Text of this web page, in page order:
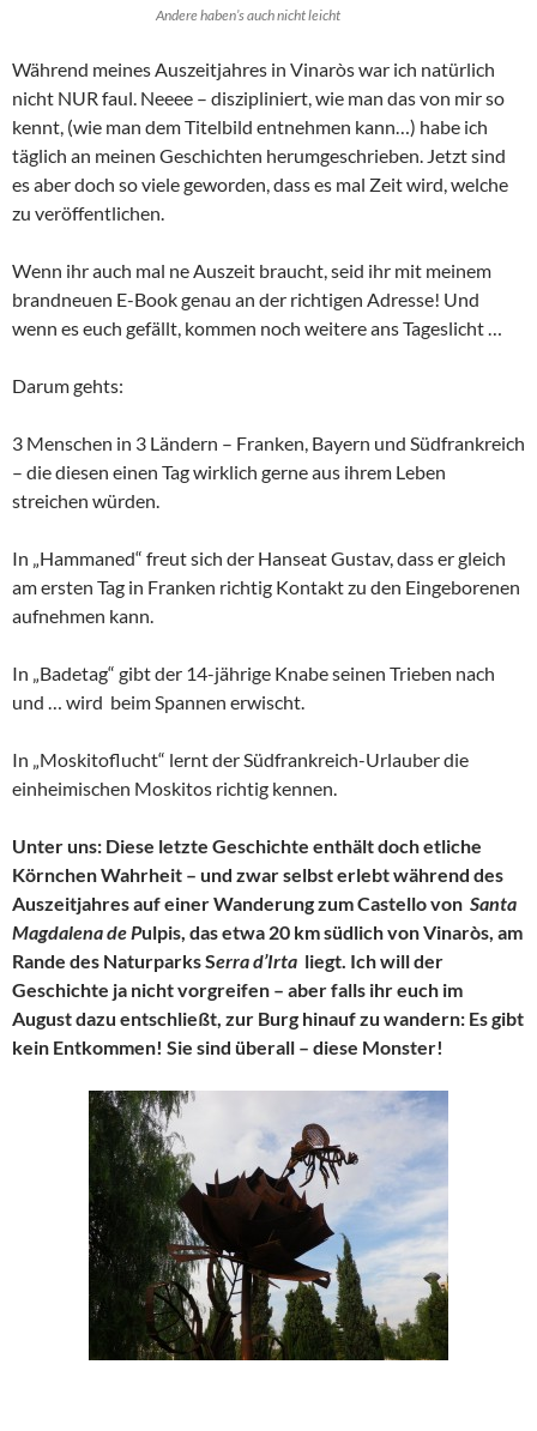
Andere haben’s auch nicht leicht
Während meines Auszeitjahres in Vinaròs war ich natürlich
nicht NUR faul. Neeee – diszipliniert, wie man das von mir so
kennt, (wie man dem Titelbild entnehmen kann…) habe ich
täglich an meinen Geschichten herumgeschrieben. Jetzt sind
es aber doch so viele geworden, dass es mal Zeit wird, welche
zu veröffentlichen.
Wenn ihr auch mal ne Auszeit braucht, seid ihr mit meinem
brandneuen E-Book genau an der richtigen Adresse! Und
wenn es euch gefällt, kommen noch weitere ans Tageslicht …
Darum gehts:
3 Menschen in 3 Ländern – Franken, Bayern und Südfrankreich
– die diesen einen Tag wirklich gerne aus ihrem Leben
streichen würden.
In „Hammaned“ freut sich der Hanseat Gustav, dass er gleich
am ersten Tag in Franken richtig Kontakt zu den Eingeborenen
aufnehmen kann.
In „Badetag“ gibt der 14-jährige Knabe seinen Trieben nach
und … wird beim Spannen erwischt.
In „Moskitoflucht“ lernt der Südfrankreich-Urlauber die
einheimischen Moskitos richtig kennen.
Unter uns: Diese letzte Geschichte enthält doch etliche
Körnchen Wahrheit – und zwar selbst erlebt während des
Auszeitjahres auf einer Wanderung zum Castello von Santa
Magdalena de Pulpis, das etwa 20 km südlich von Vinaròs, am
Rande des Naturparks Serra d’Irta liegt. Ich will der
Geschichte ja nicht vorgreifen – aber falls ihr euch im
August dazu entschließt, zur Burg hinauf zu wandern: Es gibt
kein Entkommen! Sie sind überall – diese Monster!